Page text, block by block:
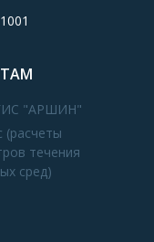
"АРШИН"
(расчеты
течения
сред)